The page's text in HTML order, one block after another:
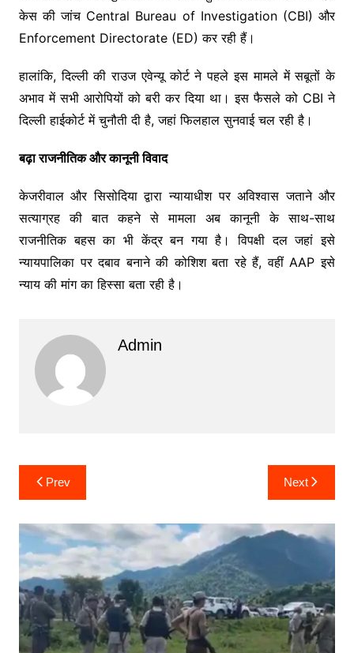
केस की जांच Central Bureau of Investigation (CBI) और
Enforcement Directorate (ED) कर रही हैं।
हालांकि, दिल्ली की राउज एवेन्यू कोर्ट ने पहले इस मामले में सबूतों के
अभाव में सभी आरोपियों को बरी कर दिया था। इस फैसले को CBI ने
दिल्ली हाईकोर्ट में चुनौती दी है, जहां फिलहाल सुनवाई चल रही है।
बढ़ा राजनीतिक और कानूनी विवाद
केजरीवाल और सिसोदिया द्वारा न्यायाधीश पर अविश्वास जताने और
सत्याग्रह की बात कहने से मामला अब कानूनी के साथ-साथ
राजनीतिक बहस का भी केंद्र बन गया है। विपक्षी दल जहां इसे
न्यायपालिका पर दबाव बनाने की कोशिश बता रहे हैं, वहीं AAP इसे
न्याय की मांग का हिस्सा बता रही है।
Admin
Post
navigation
Prev Next